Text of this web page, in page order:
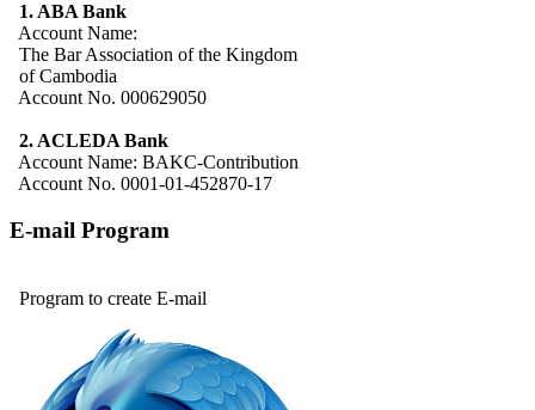
1. ABA Bank
Account Name:
The Bar Association of the Kingdom
of Cambodia
Account No. 000629050
2. ACLEDA Bank
Account Name: BAKC-Contribution
Account No. 0001-01-452870-17
E-mail Program
Program to create E-mail